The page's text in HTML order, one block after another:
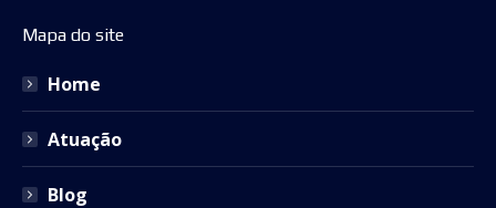
opens
new
opens
new
opens
Mapa do site
Home
Atuação
Blog